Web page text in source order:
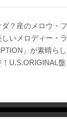
？産のメロウ・
いメロディー・
」が素晴ら
U.S.ORIGINAL盤